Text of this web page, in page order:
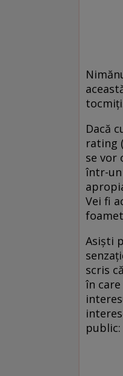
Dacă
rating
se vor
într-
Vei fi
Asişti
scris
în